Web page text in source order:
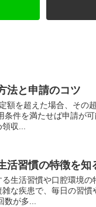
法と申請のコツ
額を超えた場合、その
件を満たせば申請が
領収...
活習慣の特徴を知
生活習慣や口腔環境の
な疾患で、毎日の習
数が多...